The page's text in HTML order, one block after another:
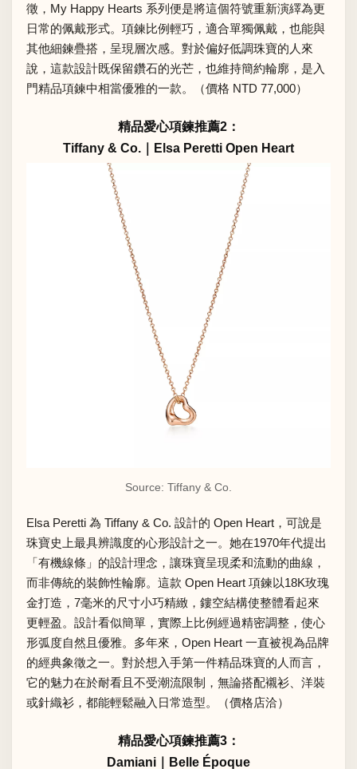
徵，My Happy Hearts 系列便是將這個符號重新演繹為更
日常的佩戴形式。項鍊比例輕巧，適合單獨佩戴，也能與
其他細鍊疊搭，呈現層次感。對於偏好低調珠寶的人來
說，這款設計既保留鑽石的光芒，也維持簡約輪廓，是入
門精品項鍊中相當優雅的一款。（價格 NTD 77,000）
精品愛心項鍊推薦2：
Tiffany & Co.｜Elsa Peretti Open Heart
Source: Tiffany & Co.
Elsa Peretti 為 Tiffany & Co. 設計的 Open Heart，可說是
珠寶史上最具辨識度的心形設計之一。她在1970年代提出
「有機線條」的設計理念，讓珠寶呈現柔和流動的曲線，
而非傳統的裝飾性輪廓。這款 Open Heart 項鍊以18K玫瑰
金打造，7毫米的尺寸小巧精緻，鏤空結構使整體看起來
更輕盈。設計看似簡單，實際上比例經過精密調整，使心
形弧度自然且優雅。多年來，Open Heart 一直被視為品牌
的經典象徵之一。對於想入手第一件精品珠寶的人而言，
它的魅力在於耐看且不受潮流限制，無論搭配襯衫、洋裝
或針織衫，都能輕鬆融入日常造型。（價格店洽）
精品愛心項鍊推薦3：
Damiani｜Belle Époque